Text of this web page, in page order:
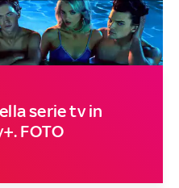
serie tv in
FOTO